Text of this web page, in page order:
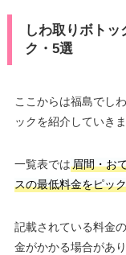
しわ取りボト
ク・5選
ここからは福島でし
ックを紹介していきま
一覧表では眉間・お
スの最低料金をピッ
記載されている料金
金がかかる場合があ